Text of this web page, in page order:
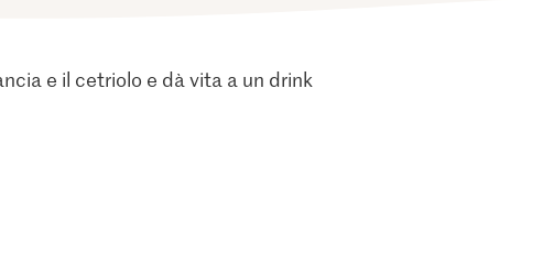
e il cetriolo e dà vita a un drink